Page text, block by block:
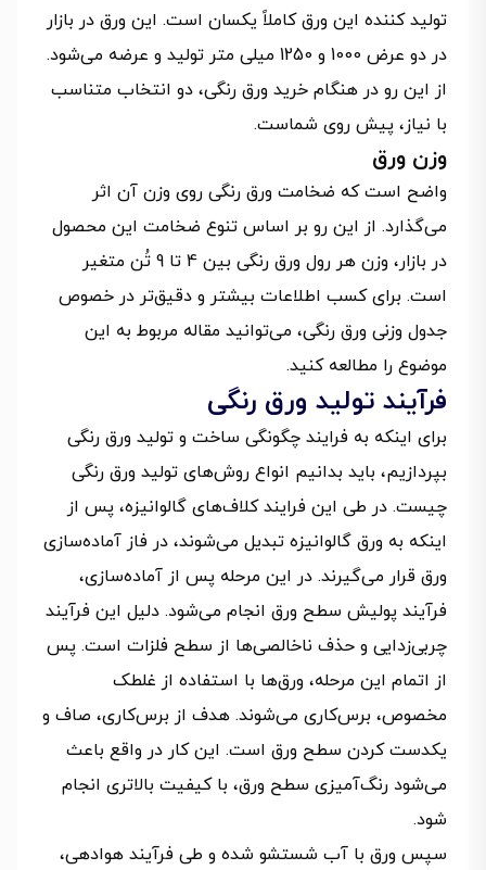
تولید کننده این ورق کاملاً یکسان است. این ورق در بازار
در دو عرض 1000 و 1250 میلی متر تولید و عرضه می‌شود.
از این رو در هنگام خرید ورق رنگی، دو انتخاب متناسب
با نیاز، پیش روی شماست.
وزن ورق
واضح است که ضخامت ورق رنگی روی وزن آن اثر
می‌گذارد. از این رو بر اساس تنوع ضخامت این محصول
در بازار، وزن هر رول ورق رنگی بین 4 تا 9 تُن متغیر
است. برای کسب اطلاعات بیشتر و دقیق‌تر در خصوص
جدول وزنی ورق رنگی، می‌توانید مقاله مربوط به این
موضوع را مطالعه کنید.
فرآیند تولید ورق رنگی
برای اینکه به فرایند چگونگی ساخت و تولید ورق رنگی
بپردازیم، باید بدانیم انواع روش‌های تولید ورق رنگی
چیست. در طی این فرایند کلاف‌های گالوانیزه، پس از
اینکه به ورق گالوانیزه تبدیل می‌شوند، در فاز آماده‌سازی
ورق قرار می‌گیرند. در این مرحله پس از آماده‌سازی،
فرآیند پولیش سطح ورق انجام می‌شود. دلیل این فرآیند
چربی‌زدایی و حذف ناخالصی‌ها از سطح فلزات است. پس
از اتمام این مرحله، ورق‌ها با استفاده از غلطک
مخصوص، برس‌کاری می‌شوند. هدف از برس‌کاری، صاف و
یکدست کردن سطح ورق است. این کار در واقع باعث
می‌شود رنگ‌آمیزی سطح ورق، با کیفیت بالاتری انجام
شود.
سپس ورق با آب شستشو شده و طی فرآیند هوادهی،